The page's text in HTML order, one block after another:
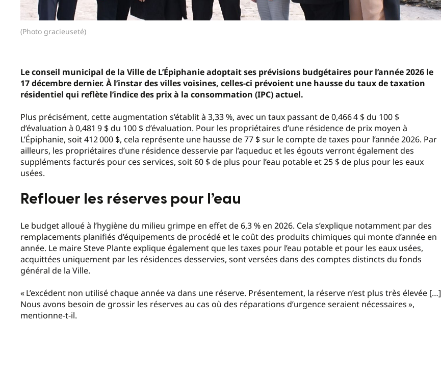
(Photo gracieuseté)
Le conseil municipal de la Ville de L’Épiphanie adoptait ses prévisions budgétaires pour l’année 2026 le
17 décembre dernier. À l’instar des villes voisines, celles-ci prévoient une hausse du taux de taxation
résidentiel qui reflète l’indice des prix à la consommation (IPC) actuel.
Plus précisément, cette augmentation s’établit à 3,33 %, avec un taux passant de 0,466 4 $ du 100 $
d’évaluation à 0,481 9 $ du 100 $ d’évaluation. Pour les propriétaires d’une résidence de prix moyen à
L’Épiphanie, soit 412 000 $, cela représente une hausse de 77 $ sur le compte de taxes pour l’année 2026. Par
ailleurs, les propriétaires d’une résidence desservie par l’aqueduc et les égouts verront également des
suppléments facturés pour ces services, soit 60 $ de plus pour l’eau potable et 25 $ de plus pour les eaux
usées.
Reflouer les réserves pour l’eau
Le budget alloué à l’hygiène du milieu grimpe en effet de 6,3 % en 2026. Cela s’explique notamment par des
remplacements planifiés d’équipements de procédé et le coût des produits chimiques qui monte d’année en
année. Le maire Steve Plante explique également que les taxes pour l’eau potable et pour les eaux usées,
acquittées uniquement par les résidences desservies, sont versées dans des comptes distincts du fonds
général de la Ville.
« L’excédent non utilisé chaque année va dans une réserve. Présentement, la réserve n’est plus très élevée […]
Nous avons besoin de grossir les réserves au cas où des réparations d’urgence seraient nécessaires »,
mentionne-t-il.